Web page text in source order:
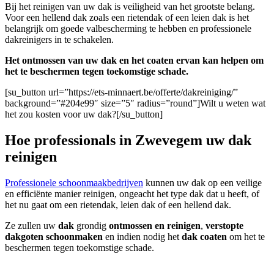
Bij het reinigen van uw dak is veiligheid van het grootste belang.
Voor een hellend dak zoals een rietendak of een leien dak is het
belangrijk om goede valbescherming te hebben en professionele
dakreinigers in te schakelen.
Het ontmossen van uw dak en het coaten ervan kan helpen om
het te beschermen tegen toekomstige schade.
[su_button url=”https://ets-minnaert.be/offerte/dakreiniging/”
background=”#204e99″ size=”5″ radius=”round”]Wilt u weten wat
het zou kosten voor uw dak?[/su_button]
Hoe professionals in Zwevegem uw dak
reinigen
Professionele schoonmaakbedrijven kunnen uw dak op een veilige
en efficiënte manier reinigen, ongeacht het type dak dat u heeft, of
het nu gaat om een rietendak, leien dak of een hellend dak.
Ze zullen uw dak grondig ontmossen en reinigen, verstopte
dakgoten schoonmaken en indien nodig het dak coaten om het te
beschermen tegen toekomstige schade.